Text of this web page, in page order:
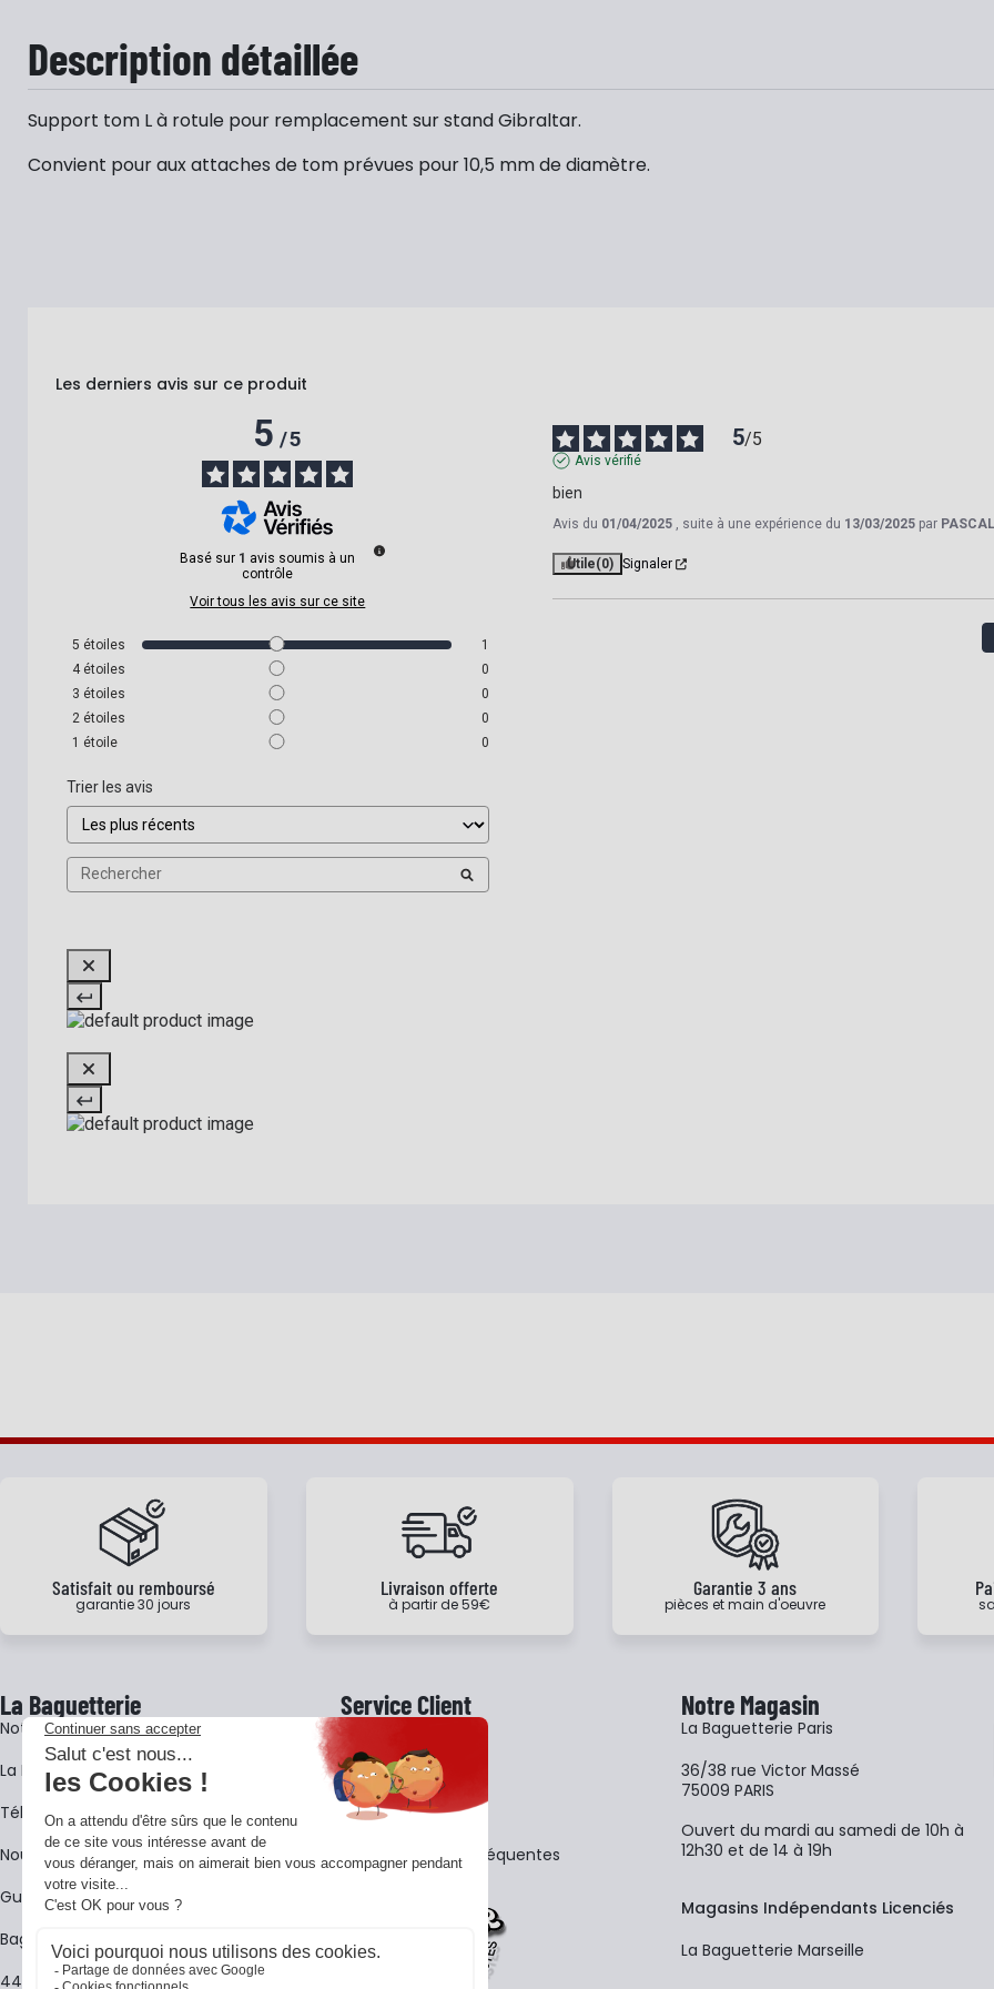
Description détaillée
Support tom L à rotule pour remplacement sur stand Gibraltar.
Convient pour aux attaches de tom prévues pour 10,5 mm de diamètre.
Les derniers avis sur ce produit
5/5
Basé sur 1 avis soumis à un
contrôle
Voir tous les avis sur ce site
5 étoiles
1
4 étoiles
0
3 étoiles
0
2 étoiles
0
1 étoile 0
Trier les avis
5/5
Avis vérifié
bien
Avis du 01/04/2025 , suite à une expérience du 13/03/2025 par
Utile(0) Signaler
Satisfait ou remboursé
garantie 30 jours
Livraison offerte
à partir de 59€
Garantie 3 ans
pièces et main d'oeuvre
La Baguetterie
Notre histoire
La BagShow
​Télécharger le catalogue
Nous contacter
Guides La Baguetterie
Baguetterie Shop Online
44 ans de rencontres
Service Client
Garantie 3 ans
CGV
FAQ - Questions Fréquentes
Notre Magasin
La Baguetterie Paris
36/38 rue Victor Massé
75009 PARIS
Ouvert du mardi au samedi de 10h à
12h30 et de 14 à 19h
Magasins Indépendants Licenciés
La Baguetterie Marseille